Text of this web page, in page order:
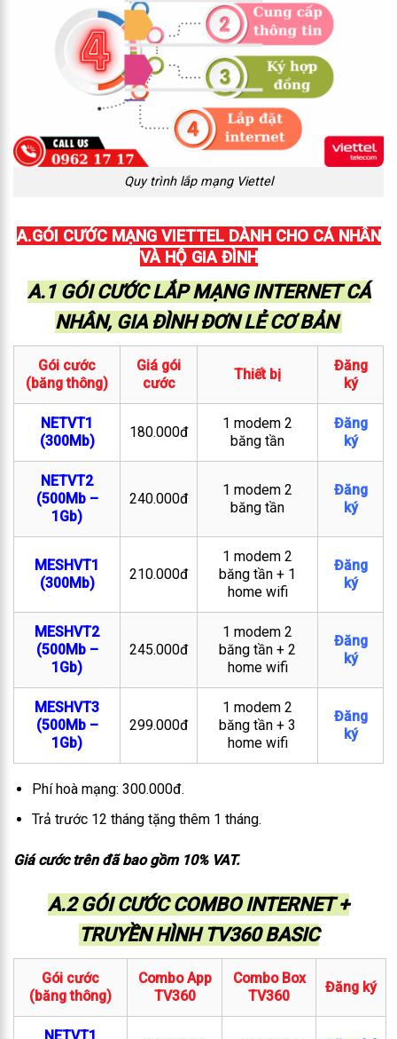
Quy trình lắp mạng Viettel
A.GÓI CƯỚC MẠNG VIETTEL DÀNH CHO CÁ NHÂN
VÀ HỘ GIA ĐÌNH
A.1 GÓI CƯỚC LẮP MẠNG INTERNET CÁ
NHÂN, GIA ĐÌNH ĐƠN LẺ CƠ BẢN
Gói cước
(băng thông)
Giá gói
cước
Thiết bị
Đăng
ký
NETVT1
(300Mb)
180.000đ
1 modem 2
băng tần
Đăng
ký
NETVT2
(500Mb –
1Gb)
240.000đ
1 modem 2
băng tần
Đăng
ký
MESHVT1
(300Mb)
210.000đ
1 modem 2
băng tần + 1
home wifi
Đăng
ký
MESHVT2
(500Mb –
1Gb)
245.000đ
1 modem 2
băng tần + 2
home wifi
Đăng
ký
MESHVT3
(500Mb –
1Gb)
299.000đ
1 modem 2
băng tần + 3
home wifi
Đăng
ký
Phí hoà mạng: 300.000đ.
Trả trước 12 tháng tặng thêm 1 tháng.
Giá cước trên đã bao gồm 10% VAT.
A.2 GÓI CƯỚC COMBO INTERNET +
TRUYỀN HÌNH TV360 BASIC
Gói cước
(băng thông)
Combo App
TV360
Combo Box
TV360
Đăng ký